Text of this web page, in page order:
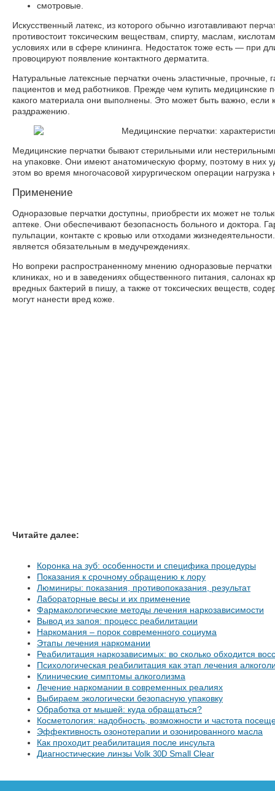
смотровые.
Искусственный латекс, из которого обычно изготавливают
противостоит токсическим веществам, спирту, маслам,
условиях или в сфере клининга. Недостаток тоже есть — при
провоцируют появление контактного дерматита.
Натуральные латексные перчатки очень эластичные, прочные,
пациентов и мед работников. Прежде чем купить медицинские
какого материала они выполнены. Это может быть важно, если
раздражению.
Медицинские перчатки бывают стерильными или
на упаковке. Они имеют анатомическую форму, поэтому в них
этом во время многочасовой хирургическом операции
Применение
Одноразовые перчатки доступны, приобрести их может не
аптеке. Они обеспечивают безопасность больного и доктора.
пульпации, контакте с кровью или отходами
является обязательным в медучреждениях.
Но вопреки распространенному мнению одноразовые
клиниках, но и в заведениях общественного питания,
вредных бактерий в пишу, а также от токсических веществ,
могут нанести вред коже.
Читайте далее:
Коронка на зуб: особенности и специфика процедуры
Показания к срочному обращению к лору
Люминиры: показания, противопоказания, результат
Лабораторные весы и их применение
Фармакологические методы лечения наркозависимости
Вывод из запоя: процесс реабилитации
Наркомания – порок современного социума
Этапы лечения наркомании
Реабилитация наркозависимых: во сколько обходится
Психологическая реабилитация как этап лечения
Клинические симптомы алкоголизма
Лечение наркомании в современных реалиях
Выбираем экологически безопасную упаковку
Обработка от мышей: куда обращаться?
Косметология: надобность, возможности и частота
Эффективность озонотерапии и озонированного масла
Как проходит реабилитация после инсульта
Диагностические линзы Volk 30D Small Clear